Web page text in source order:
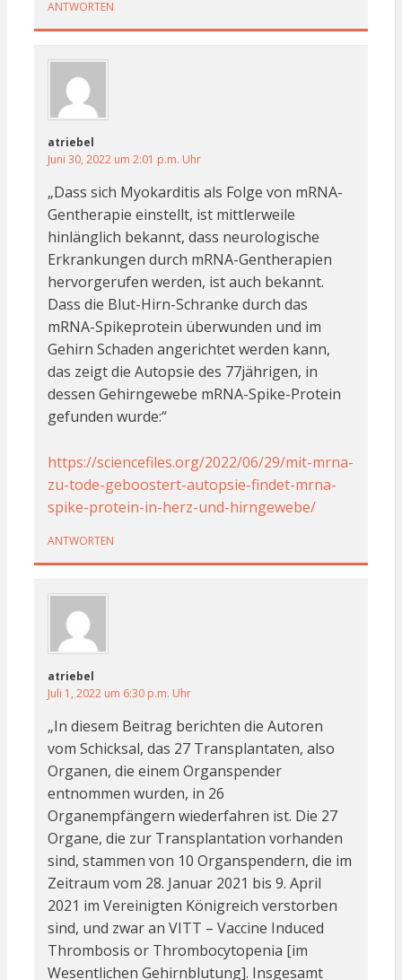
ANTWORTEN
atriebel
Juni 30, 2022 um 2:01 p.m. Uhr
„Dass sich Myokarditis als Folge von mRNA-
Gentherapie einstellt, ist mittlerweile
hinlänglich bekannt, dass neurologische
Erkrankungen durch mRNA-Gentherapien
hervorgerufen werden, ist auch bekannt.
Dass die Blut-Hirn-Schranke durch das
mRNA-Spikeprotein überwunden und im
Gehirn Schaden angerichtet werden kann,
das zeigt die Autopsie des 77jährigen, in
dessen Gehirngewebe mRNA-Spike-Protein
gefunden wurde:“
https://sciencefiles.org/2022/06/29/mit-mrna-
zu-tode-geboostert-autopsie-findet-mrna-
spike-protein-in-herz-und-hirngewebe/
ANTWORTEN
atriebel
Juli 1, 2022 um 6:30 p.m. Uhr
„In diesem Beitrag berichten die Autoren
vom Schicksal, das 27 Transplantaten, also
Organen, die einem Organspender
entnommen wurden, in 26
Organempfängern wiederfahren ist. Die 27
Organe, die zur Transplantation vorhanden
sind, stammen von 10 Organspendern, die im
Zeitraum vom 28. Januar 2021 bis 9. April
2021 im Vereinigten Königreich verstorben
sind, und zwar an VITT – Vaccine Induced
Thrombosis or Thrombocytopenia [im
Wesentlichen Gehirnblutung]. Insgesamt